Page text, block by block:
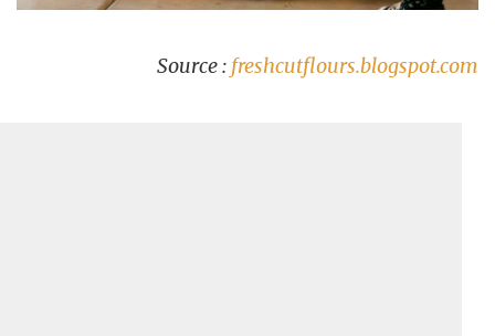
Source : freshcutflours.blogspot.com